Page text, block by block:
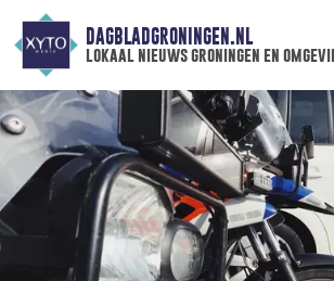
DAGBLADGRONINGEN.NL
lokaal nieuws groningen en